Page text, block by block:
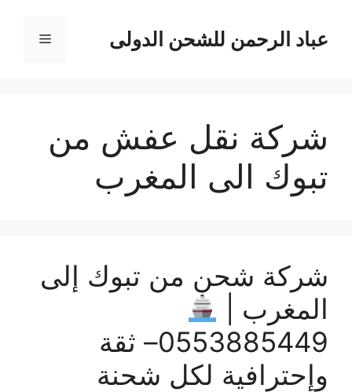
المحتوىعباد الرحمن للشحن الدولى القائمة
شركة نقل عفش من
تبوك الى المغرب
شركة شحن من تبوك إلى
المغرب |
0553885449– ثقة
وإحترافية لكل شحنة